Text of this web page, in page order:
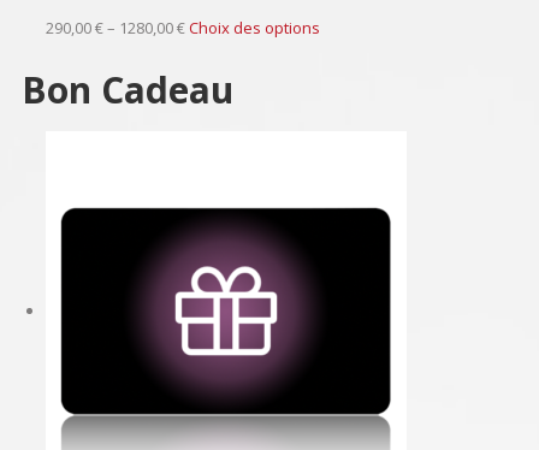
290,00 € – 1280,00 €Choix des options
Bon Cadeau